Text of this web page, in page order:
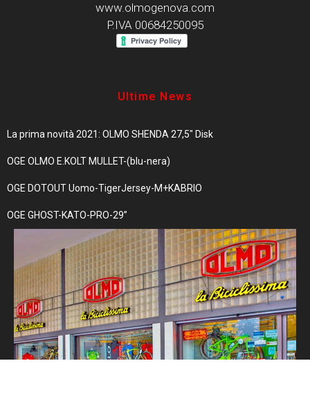
www.olmogenova.com
P.IVA 00684250095
Ultime News
La prima novità 2021: OLMO SHENDA 27,5″ Disk
OGE OLMO E.KOLT MULLET-(blu-nera)
OGE DOTOUT Uomo-TigerJersey-M+KABRIO
OGE GHOST-KATO-PRO-29”